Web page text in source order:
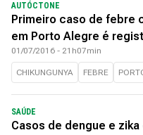
AUTÓCTONE
Primeiro caso de febre
em Porto Alegre é
01/07/2016 - 21h07min
CHIKUNGUNYA FEBRE
SAÚDE
Casos de dengue e